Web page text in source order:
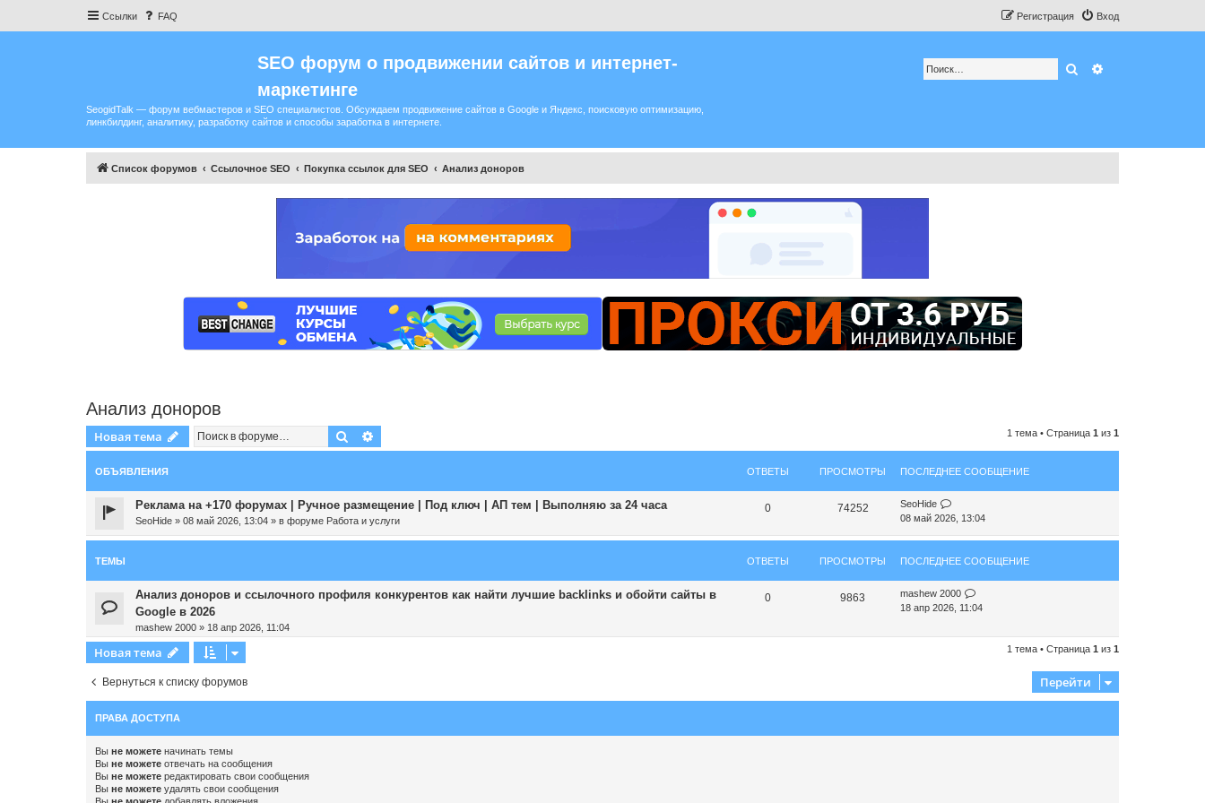
Ссылки FAQ Вход
Регистрация
SEO форум о продвижении сайтов и интернет-
маркетинге
SeogidTalk — форум вебмастеров и SEO специалистов. Обсуждаем продвижение сайтов в Google и Яндекс, поисковую оптимизацию,
линкбилдинг, аналитику, разработку сайтов и способы заработка в интернете.
Поиск
Список форумов Ссылочное SEO Покупка ссылок для SEO Анализ доноров
Анализ доноров
Новая тема Поиск 1 тема • Страница 1 из 1
ОБЪЯВЛЕНИЯ ОТВЕТЫ ПРОСМОТРЫ ПОСЛЕДНЕЕ СООБЩЕНИЕ
Реклама на +170 форумах | Ручное размещение | Под ключ | АП тем | Выполняю за 24 часа
SeoHide » 08 май 2026, 13:04 » в форуме Работа и услуги
0 74252
SeoHide
08 май 2026, 13:04
ТЕМЫ ОТВЕТЫ ПРОСМОТРЫ ПОСЛЕДНЕЕ СООБЩЕНИЕ
Анализ доноров и ссылочного профиля конкурентов как найти лучшие backlinks и обойти сайты в
Google в 2026
mashew 2000 » 18 апр 2026, 11:04
0 9863
mashew 2000
18 апр 2026, 11:04
Новая тема 1 тема • Страница 1 из 1
Вернуться к списку форумов Перейти
ПРАВА ДОСТУПА
Вы не можете начинать темы
Вы не можете отвечать на сообщения
Вы не можете редактировать свои сообщения
Вы не можете удалять свои сообщения